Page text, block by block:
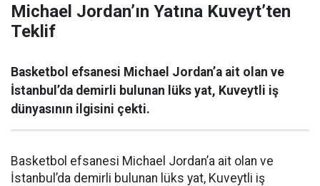
Michael Jordan’ın Yatına Kuveyt’ten
Teklif
Basketbol efsanesi Michael Jordan’a ait olan ve
İstanbul’da demirli bulunan lüks yat, Kuveytli iş
dünyasının ilgisini çekti.
Basketbol efsanesi Michael Jordan’a ait olan ve
İstanbul’da demirli bulunan lüks yat, Kuveytli iş